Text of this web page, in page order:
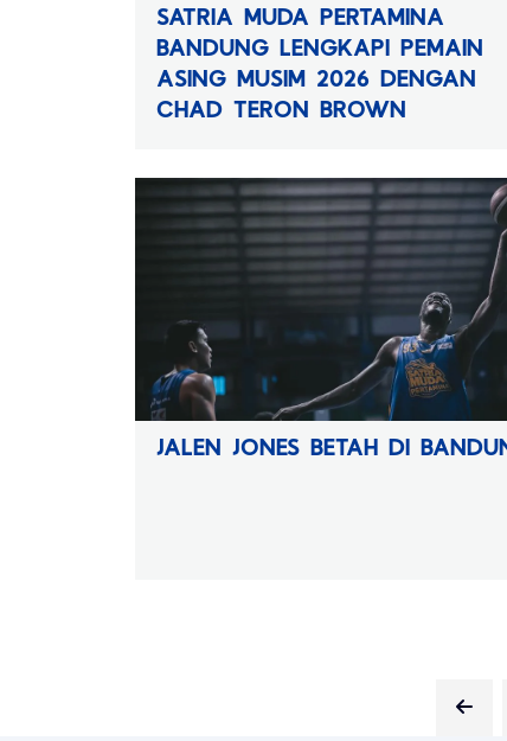
SATRIA MUDA PERTAMINA
BANDUNG LENGKAPI PEMAIN
ASING MUSIM 2026 DENGAN
CHAD TERON BROWN
JALEN JONES BETAH DI